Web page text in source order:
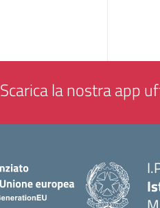
Scarica la nostra app